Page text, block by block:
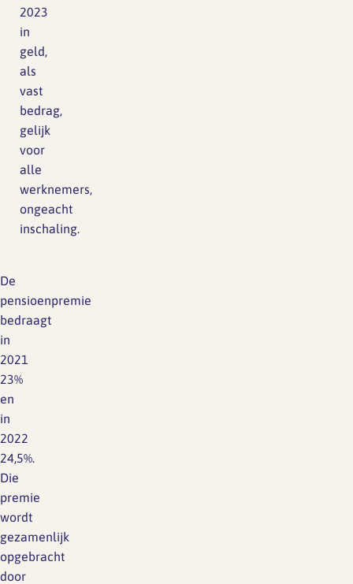
2023
in
geld,
als
vast
bedrag,
gelijk
voor
alle
werknemers,
ongeacht
inschaling.
De
pensioenpremie
bedraagt
in
2021
23%
en
in
2022
24,5%.
Die
premie
wordt
gezamenlijk
opgebracht
door